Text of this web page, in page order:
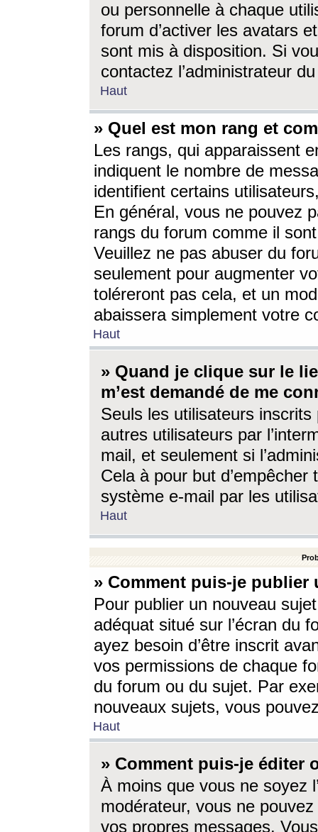
ou personnelle à chaque
forum d’activer les avatars
sont mis à disposition. Si
contactez l’administrateur
Haut
» Quel est mon rang et
Les rangs, qui apparaissent
indiquent le nombre de
identifient certains
En général, vous ne pouvez
rangs du forum comme il
Veuillez ne pas abuser du
seulement pour augmenter
toléreront pas cela, et un
abaissera simplement votre
Haut
» Quand je clique sur le
m’est demandé de me
Seuls les utilisateurs
autres utilisateurs par
mail, et seulement si
Cela à pour but
système e-mail par les
Haut
» Comment puis-je
Pour publier un nouveau
adéquat situé sur l’écran du
ayez besoin d’être inscrit
vos permissions de chaque
du forum ou du sujet. Par
nouveaux sujets, vous
Haut
» Comment puis-je éditer
À moins que vous ne soyez
modérateur, vous ne
vos propres messages.